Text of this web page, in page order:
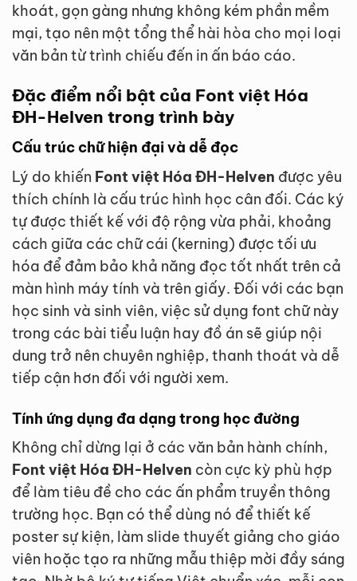
khoát, gọn gàng nhưng không kém phần mềm
mại, tạo nên một tổng thể hài hòa cho mọi loại
văn bản từ trình chiếu đến in ấn báo cáo.
Đặc điểm nổi bật của Font việt Hóa
ĐH-Helven trong trình bày
Cấu trúc chữ hiện đại và dễ đọc
Lý do khiến Font việt Hóa ĐH-Helven được yêu
thích chính là cấu trúc hình học cân đối. Các ký
tự được thiết kế với độ rộng vừa phải, khoảng
cách giữa các chữ cái (kerning) được tối ưu
hóa để đảm bảo khả năng đọc tốt nhất trên cả
màn hình máy tính và trên giấy. Đối với các bạn
học sinh và sinh viên, việc sử dụng font chữ này
trong các bài tiểu luận hay đồ án sẽ giúp nội
dung trở nên chuyên nghiệp, thanh thoát và dễ
tiếp cận hơn đối với người xem.
Tính ứng dụng đa dạng trong học đường
Không chỉ dừng lại ở các văn bản hành chính,
Font việt Hóa ĐH-Helven còn cực kỳ phù hợp
để làm tiêu đề cho các ấn phẩm truyền thông
trường học. Bạn có thể dùng nó để thiết kế
poster sự kiện, làm slide thuyết giảng cho giáo
viên hoặc tạo ra những mẫu thiệp mời đầy sáng